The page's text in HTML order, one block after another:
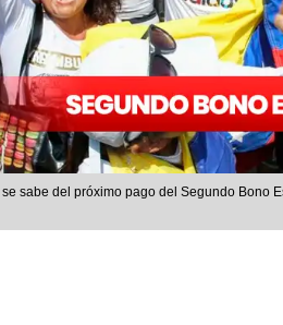
sabe del próximo pago del Segundo Bono